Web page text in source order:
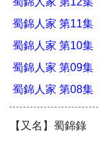
蜀錦人家 第11集
蜀錦人家 第10集
蜀錦人家 第09集
蜀錦人家 第08集
【又名】蜀錦錄